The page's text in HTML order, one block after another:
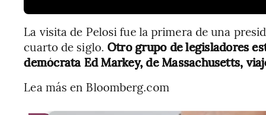
La visita de Pelosi fue la primera de una
cuarto de siglo.Otro grupo de legisladores
demócrata Ed Markey, de Massachusetts,
Lea más en Bloomberg.com